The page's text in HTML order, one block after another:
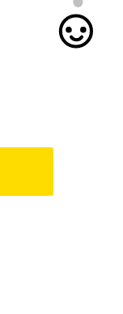
Rezepte für